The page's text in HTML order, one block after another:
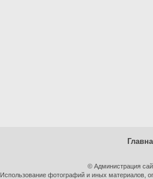
© Администрация
Использование фотографий и иных материалов,